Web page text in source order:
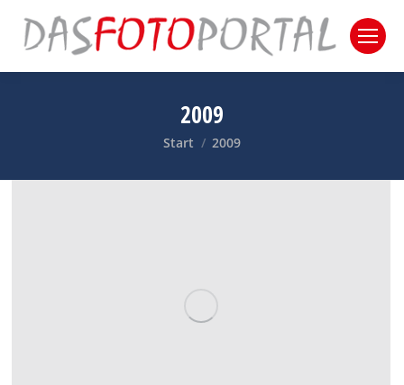
2009
Sie befinden sich hier:
Start 2009